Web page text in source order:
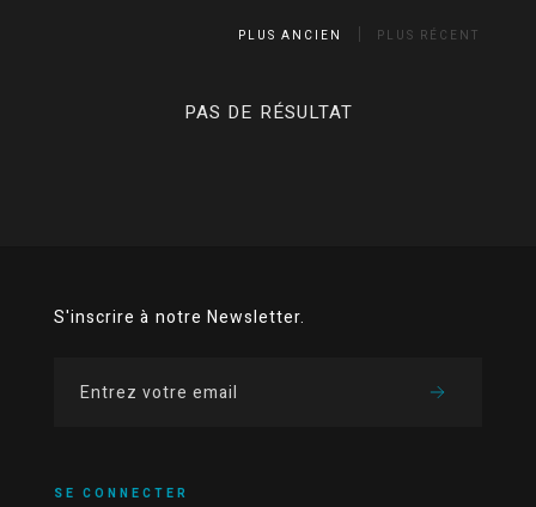
PLUS ANCIEN PLUS RÉCENT
PAS DE RÉSULTAT
S'inscrire à notre Newsletter.
SE CONNECTER